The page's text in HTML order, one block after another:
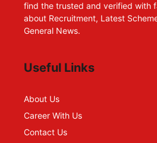
find the trusted and verified with
about Recruitment, Latest
General News.
Useful Links
About Us
Career With Us
Contact Us